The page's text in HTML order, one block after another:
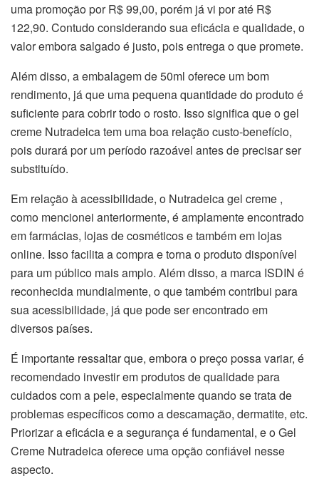
uma promoção por R$ 99,00, porém já vi por até R$
122,90. Contudo considerando sua eficácia e qualidade, o
valor embora salgado é justo, pois entrega o que promete.
Além disso, a embalagem de 50ml oferece um bom
rendimento, já que uma pequena quantidade do produto é
suficiente para cobrir todo o rosto. Isso significa que o gel
creme Nutradeica tem uma boa relação custo-benefício,
pois durará por um período razoável antes de precisar ser
substituído.
Em relação à acessibilidade, o Nutradeica gel creme ,
como mencionei anteriormente, é amplamente encontrado
em farmácias, lojas de cosméticos e também em lojas
online. Isso facilita a compra e torna o produto disponível
para um público mais amplo. Além disso, a marca ISDIN é
reconhecida mundialmente, o que também contribui para
sua acessibilidade, já que pode ser encontrado em
diversos países.
É importante ressaltar que, embora o preço possa variar, é
recomendado investir em produtos de qualidade para
cuidados com a pele, especialmente quando se trata de
problemas específicos como a descamação, dermatite, etc.
Priorizar a eficácia e a segurança é fundamental, e o Gel
Creme Nutradeica oferece uma opção confiável nesse
aspecto.